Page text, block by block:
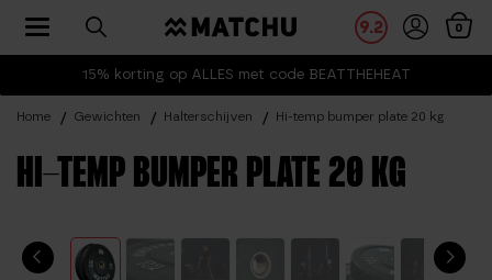
15% korting op ALLES met code BEATTHEHEAT
9.2 0
Toggle navigation
Home Gewichten Halterschijven Hi-temp bumper plate 20 kg
HI-TEMP BUMPER PLATE 20 KG